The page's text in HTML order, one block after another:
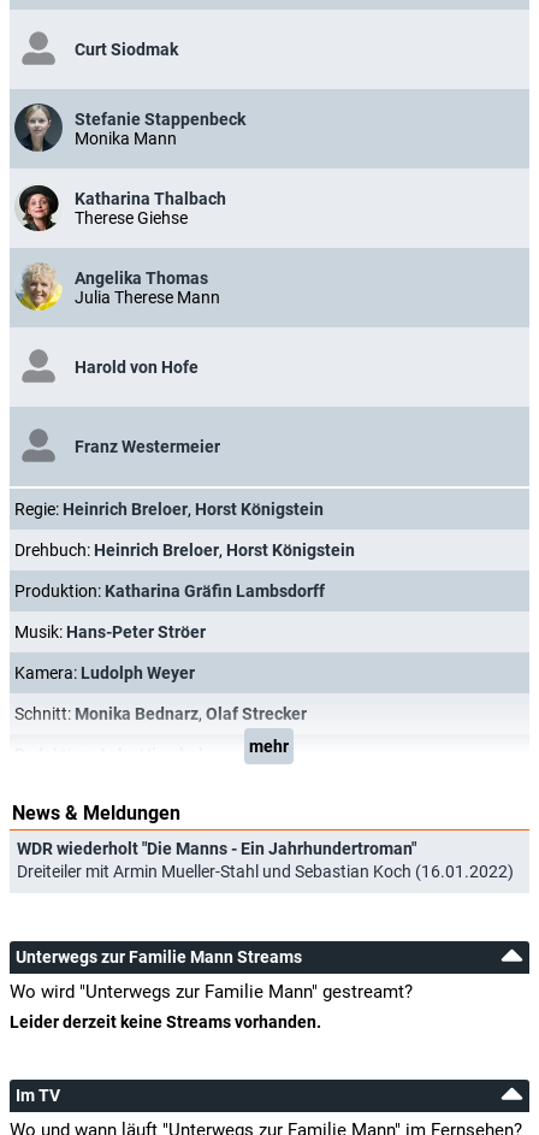
Curt Siodmak
Stefanie Stappenbeck
Monika Mann
Katharina Thalbach
Therese Giehse
Angelika Thomas
Julia Therese Mann
Harold von Hofe
Franz Westermeier
Regie: Heinrich Breloer, Horst Königstein
Drehbuch: Heinrich Breloer, Horst Königstein
Produktion: Katharina Gräfin Lambsdorff
Musik: Hans-Peter Ströer
Kamera: Ludolph Weyer
Schnitt: Monika Bednarz, Olaf Strecker
mehr
News & Meldungen
WDR wiederholt "Die Manns - Ein Jahrhundertroman"
Dreiteiler mit Armin Mueller-Stahl und Sebastian Koch (16.01.2022)
Unterwegs zur Familie Mann Streams
Wo wird "Unterwegs zur Familie Mann" gestreamt?
Leider derzeit keine Streams vorhanden.
Im TV
Wo und wann läuft "Unterwegs zur Familie Mann" im Fernsehen?